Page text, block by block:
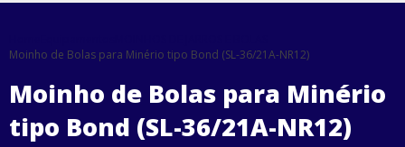
Moinho de Bolas para Minério tipo Bond (SL-36/21A-NR12)
Moinho de Bolas para Minério
tipo Bond (SL-36/21A-NR12)